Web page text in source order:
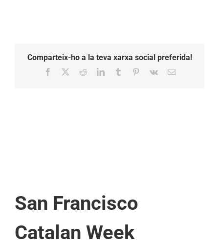
Comparteix-ho a la teva xarxa social preferida!
Facebook RedditLinkedInTumblr Pinterest
Vk Email:
San Francisco
Catalan Week